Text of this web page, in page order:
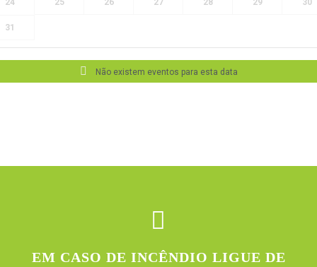
24 25 26 27 28 29 30
31
Não existem eventos para esta data
EM CASO DE INCÊNDIO LIGUE DE